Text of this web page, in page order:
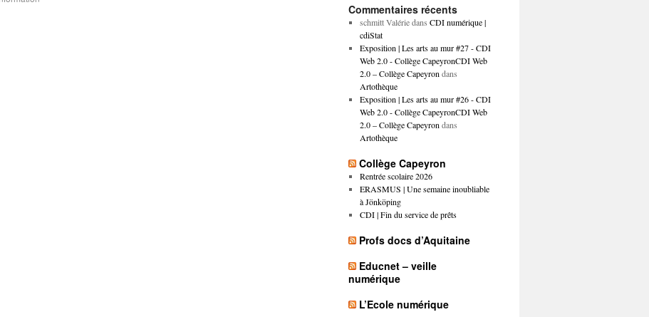
Commentaires récents
schmitt Valériedans CDI numérique |
cdiStat
Exposition | Les arts au mur #27 - CDI
Web 2.0 - Collège CapeyronCDI Web
2.0 – Collège Capeyron dans
Artothèque
Exposition | Les arts au mur #26 - CDI
Web 2.0 - Collège CapeyronCDI Web
2.0 – Collège Capeyron dans
Artothèque
Collège Capeyron
Rentrée scolaire 2026
ERASMUS | Une semaine inoubliable
à Jönköping
CDI | Fin du service de prêts
Profs docs d’Aquitaine
Educnet – veille
numérique
L’Ecole numérique